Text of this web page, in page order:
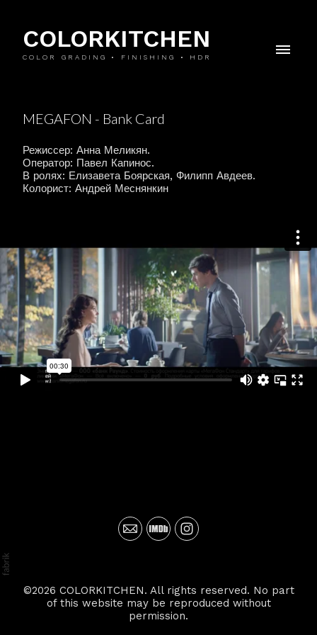
COLORKITCHEN
COLOR GRADING • FINISHING • HDR
MEGAFON - Bank Card
Режиссер: Анна Меликян.
Оператор: Павел Капинос.
В ролях: Елизавета Боярская, Филипп Авдеев.
Колорист: Андрей Меснянкин
©2026 COLORKITCHEN. All rights reserved. No part
of this website may be reproduced without
permission.